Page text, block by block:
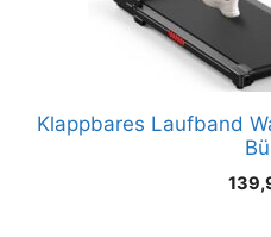
Klappbares Laufband